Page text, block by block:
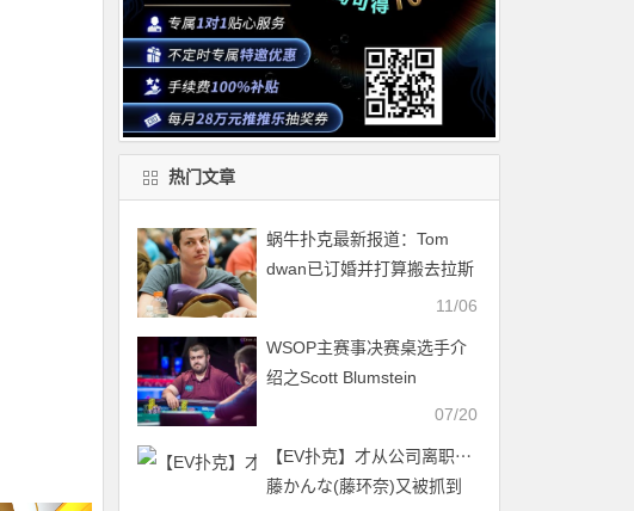
热门文章
蜗牛扑克最新报道：Tom
dwan已订婚并打算搬去拉斯
11/06
WSOP主赛事决赛桌选手介
绍之Scott Blumstein
07/20
【EV扑克】才从公司离职⋯
藤かんな(藤环奈)又被抓到